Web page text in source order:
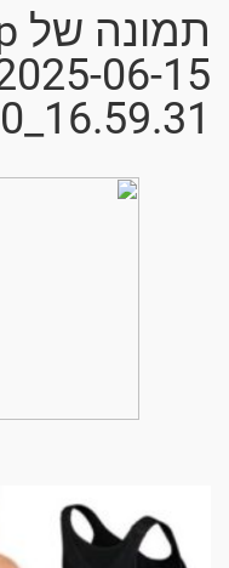
16.59.31_1eda0cb0